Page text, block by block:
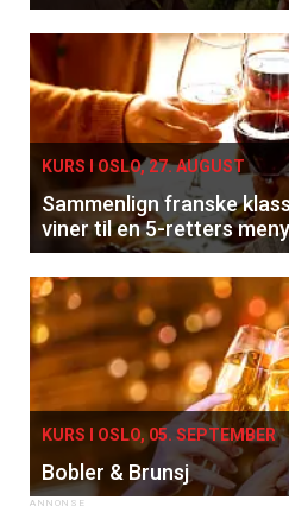
KURS I OSLO, 27. AUGUST
Sammenlign franske
viner til en 5-retters meny
KURS I OSLO, 05. SEPTEMBER
Bobler & Brunsj